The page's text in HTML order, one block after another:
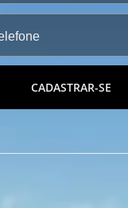
CADASTRAR-SE